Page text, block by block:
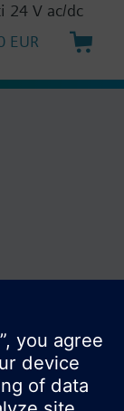
24 V ac/dc
EUR